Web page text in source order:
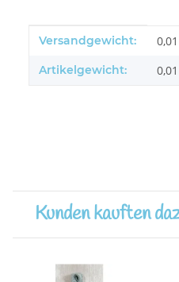
Produkteigenschaft
Wert
Versandgewicht:
Artikelgewicht: 0,01
Kunden kauften